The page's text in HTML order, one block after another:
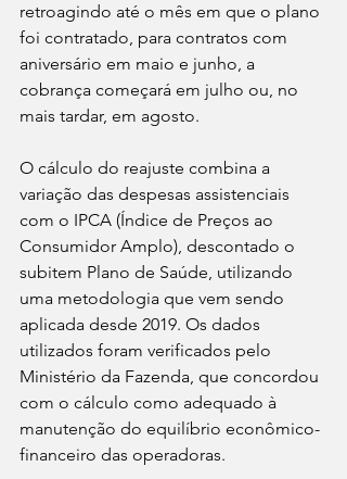
retroagindo até o mês em que o plano
foi contratado, para contratos com
aniversário em maio e junho, a
cobrança começará em julho ou, no
mais tardar, em agosto.
O cálculo do reajuste combina a
variação das despesas assistenciais
com o IPCA (Índice de Preços ao
Consumidor Amplo), descontado o
subitem Plano de Saúde, utilizando
uma metodologia que vem sendo
aplicada desde 2019. Os dados
utilizados foram verificados pelo
Ministério da Fazenda, que concordou
com o cálculo como adequado à
manutenção do equilíbrio econômico-
financeiro das operadoras.